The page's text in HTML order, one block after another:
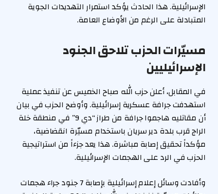
الإسرائيلية. هذا الحادث يؤكد استمرار التهديدات الجوية
المتبادلة على الرغم من الأوضاع العامة.
مسيّرات الحزب تلاحق الجنود
الإسرائيليين
في المقابل، أعلن حزب الله صباح الخميس عن تنفيذ عملية
استهدفت جرافة عسكرية إسرائيلية. وأوضح الحزب في بيان
أن مقاتليه هاجموا جرافة من طراز “دي 9” في منطقة خلة
الراج قرب بلدة دير سريان باستخدام مسيّرة انقضاضية،
مؤكداً تحقيق إصابة مباشرة. هذا يعد جزءاً من استراتيجية
الحزب في الرد على الهجمات الإسرائيلية.
وأفادت وسائل إعلام إسرائيلية بإصابة 7 جنود جراء هجمات